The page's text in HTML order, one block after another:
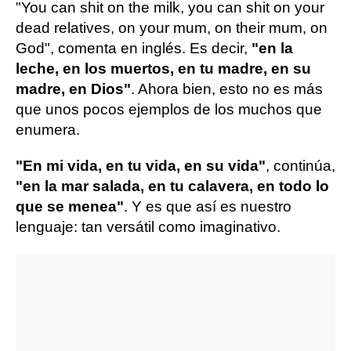
"You can shit on the milk, you can shit on your
dead relatives, on your mum, on their mum, on
God", comenta en inglés. Es decir, "en la
leche, en los muertos, en tu madre, en su
madre, en Dios". Ahora bien, esto no es más
que unos pocos ejemplos de los muchos que
enumera.
"En mi vida, en tu vida, en su vida", continúa,
"en la mar salada, en tu calavera, en todo lo
que se menea". Y es que así es nuestro
lenguaje: tan versátil como imaginativo.